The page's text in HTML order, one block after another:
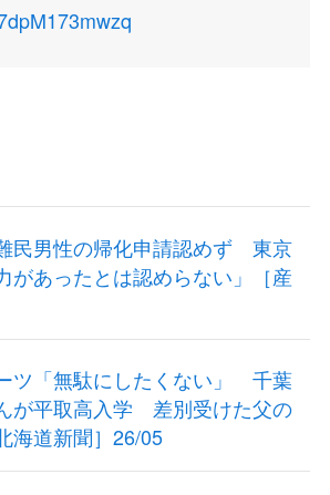
民男性の帰化申請認めず 東京
があったとは認めらない」［産
ツ「無駄にしたくない」 千葉
が平取高入学 差別受けた父の
海道新聞］26/05